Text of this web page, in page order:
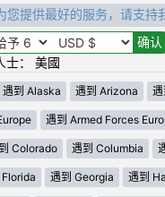
您提供最好的服务，请支持
士： 美國
遇到 Alaska 遇到 Arizona
遇到 Armed Forces
Colorado 遇到 Columbia
遇到 Georgia 遇到